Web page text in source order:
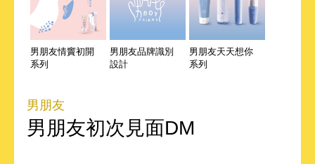
男朋友情竇初開
系列
男朋友品牌識別
設計
男朋友天天想你
系列
男朋友
男朋友初次見面DM